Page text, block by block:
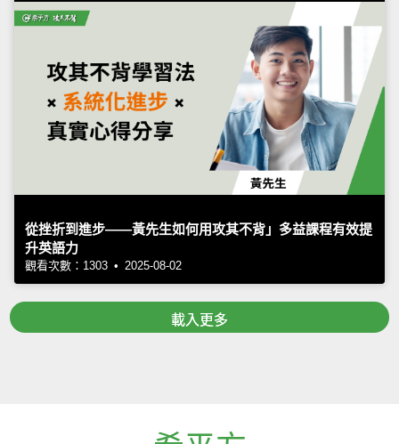
從挫折到進步——黃先生如何用攻其不背」多益課程有效提
升英語力
觀看次數：1303 • 2025-08-02
載入更多